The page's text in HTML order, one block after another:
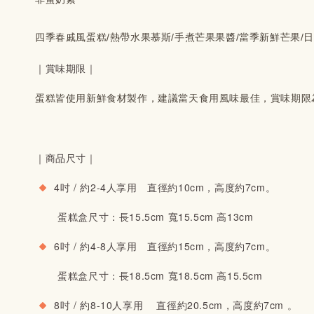
四季春戚風蛋糕/熱帶水果慕斯/手煮芒果果醬/當季新鮮芒果/
｜賞味期限｜
蛋糕皆使用新鮮食材製作，建議當天食用風味最佳，賞味期限
｜商品尺寸｜
4吋 / 約2-4人享用　直徑約10cm，高度約7cm。
蛋糕盒尺寸：長15.5cm 寬15.5cm 高13cm
6吋 / 約4-8人享用 直徑約15cm，高度約7cm。
蛋糕盒尺寸：長18.5cm 寬18.5cm 高15.5cm
8吋 / 約8-10人享用 直徑約20.5cm，高度約7cm 。